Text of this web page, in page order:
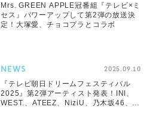
Mrs. GREEN APPLE冠番組『テレビ×ミ
セス』パワーアップして第2弾の放送決
定！大塚愛、チョコプラとコラボ
NEWS 2025.09.10
『テレビ朝日ドリームフェスティバル
2025』第2弾アーティスト発表！INI、
WEST.、ATEEZ、NiziU、乃木坂46、